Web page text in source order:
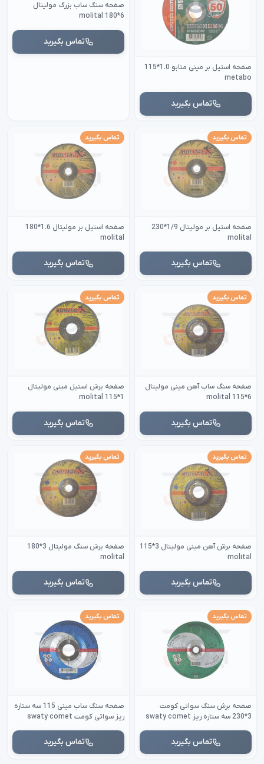
صفحه استیل بر مینی متابو 1.0*115
metabo
تماس بگیرید
صفحه سنگ ساب بزرگ مولیتال
6*180 molital
تماس بگیرید
تماس بگیرید
صفحه استیل بر مولیتال 1/9*230
molital
تماس بگیرید
تماس بگیرید
صفحه استیل بر مولیتال 1.6*180
molital
تماس بگیرید
تماس بگیرید
صفحه سنگ ساب آهن مینی مولیتال
6*115 molital
تماس بگیرید
تماس بگیرید
صفحه برش استیل مینی مولیتال
1*115 molital
تماس بگیرید
تماس بگیرید
صفحه برش آهن مینی مولیتال 3*115
molital
تماس بگیرید
تماس بگیرید
صفحه برش سنگ مولیتال 3*180
molital
تماس بگیرید
تماس بگیرید
صفحه برش سنگ سواتی کومت
3*230 سه ستاره ریز swaty comet
تماس بگیرید
تماس بگیرید
صفحه سنگ ساب مینی 115 سه ستاره
ریز سواتی کومت swaty comet
تماس بگیرید